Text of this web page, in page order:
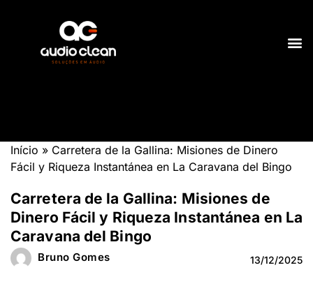
Início » Carretera de la Gallina: Misiones de Dinero
Fácil y Riqueza Instantánea en La Caravana del Bingo
Carretera de la Gallina: Misiones de
Dinero Fácil y Riqueza Instantánea en La
Caravana del Bingo
Bruno Gomes 13/12/2025